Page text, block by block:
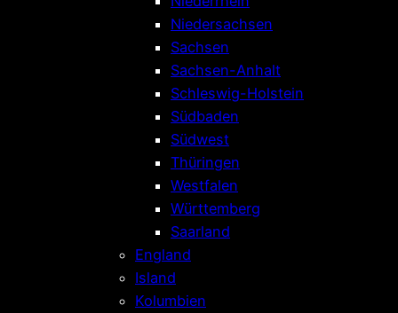
Niedersachsen
Sachsen
Sachsen-Anhalt
Schleswig-Holstein
Südbaden
Südwest
Thüringen
Westfalen
Württemberg
Saarland
England
Island
Kolumbien